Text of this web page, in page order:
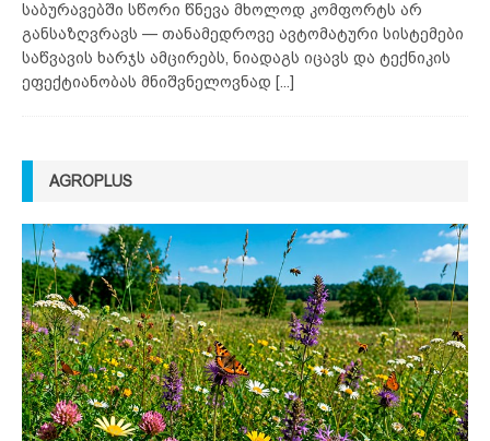
საბურავებში სწორი წნევა მხოლოდ კომფორტს არ
განსაზღვრავს — თანამედროვე ავტომატური სისტემები
საწვავის ხარჯს ამცირებს, ნიადაგს იცავს და ტექნიკის
ეფექტიანობას მნიშვნელოვნად [...]
AGROPLUS